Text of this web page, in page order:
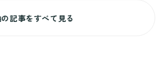
記事をすべて見る